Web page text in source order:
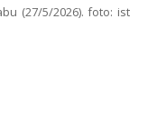
(27/5/2026). foto: ist